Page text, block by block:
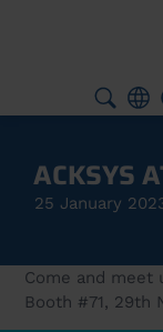
ACKSYS
25 January
Come and meet
Booth #71, 29th